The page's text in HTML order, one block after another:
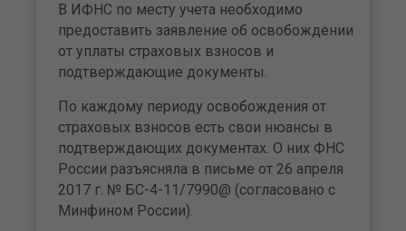
В ИФНС по месту учета необходимо
предоставить заявление об освобождении
от уплаты страховых взносов и
подтверждающие документы.
По каждому периоду освобождения от
страховых взносов есть свои нюансы в
подтверждающих документах. О них ФНС
России разъясняла в письме от 26 апреля
2017 г. № БС-4-11/7990@ (согласовано с
Минфином России).